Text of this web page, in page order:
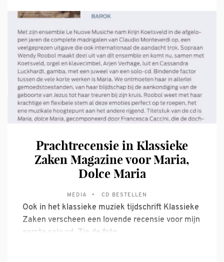
schoof aan bij Paul Witteman aan tafel om van
alles te vertellen over dit prachtige instrument
dat op
Prachtrecensie in Klassieke
Zaken Magazine voor Maria,
Dolce Maria
MEDIA CD BESTELLEN
Ook in het klassieke muziek tijdschrift Klassieke
Zaken verscheen een lovende recensie voor mijn
eerste solo cd. Zie de foto.